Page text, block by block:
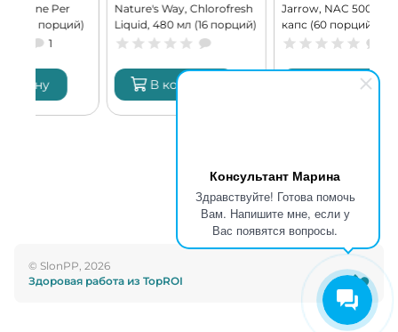
Консультант Марина
Здравствуйте! Готова помочь
Вам. Напишите мне, если у
Вас появятся вопросы.
Nature's Way, Chlorofresh
Liquid, 480 мл (16 порций)
В корзину
Jarrow, NAC 500 мг, 60
капс (60 порций)
© SlonPP, 2026
Здоровая работа из TopROI